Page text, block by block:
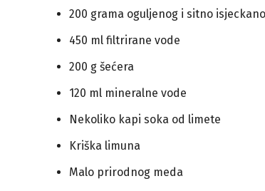
200 grama oguljenog i sitno
450 ml filtrirane vode
200 g šećera
120 ml mineralne vode
Nekoliko kapi soka od limete
Kriška limuna
Malo prirodnog meda